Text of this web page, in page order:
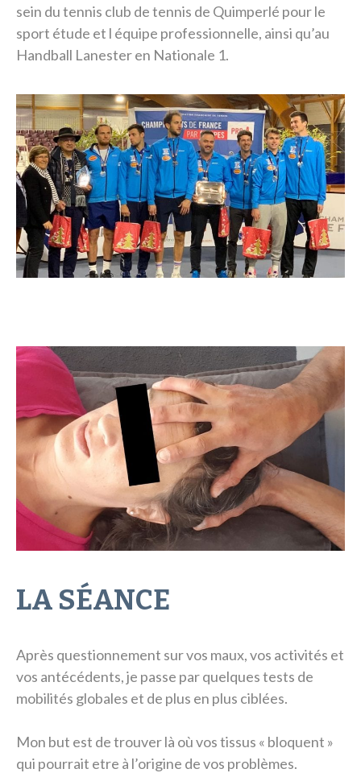
sein du tennis club de tennis de Quimperlé pour le
sport étude et l équipe professionnelle, ainsi qu’au
Handball Lanester en Nationale 1.
LA SÉANCE
Après questionnement sur vos maux, vos activités et
vos antécédents, je passe par quelques tests de
mobilités globales et de plus en plus ciblées.
Mon but est de trouver là où vos tissus « bloquent »
qui pourrait etre à l’origine de vos problèmes.